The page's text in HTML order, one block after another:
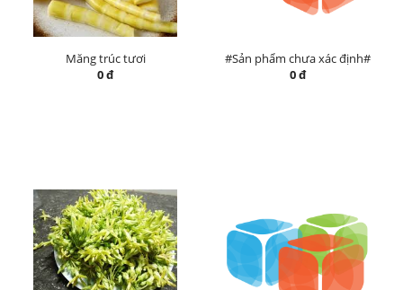
Măng trúc tươi
0 đ
#Sản phẩm chưa xác định#
0 đ